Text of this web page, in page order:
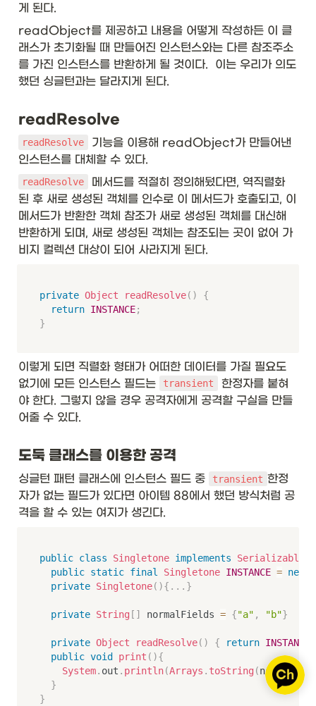
게 된다.
readObject를 제공하고 내용을 어떻게 작성하든 이 클
래스가 초기화될 때 만들어진 인스턴스와는 다른 참조주소
를 가진 인스턴스를 반환하게 될 것이다.  이는 우리가 의도
했던 싱글턴과는 달라지게 된다.
readResolve
readResolve
기능을 이용해 readObject가 만들어낸
인스턴스를 대체할 수 있다.
readResolve
메서드를 적절히 정의해뒀다면, 역직렬화
된 후 새로 생성된 객체를 인수로 이 메서드가 호출되고, 이
메서드가 반환한 객체 참조가 새로 생성된 객체를 대신해
반환하게 되며, 새로 생성된 객체는 참조되는 곳이 없어 가
비지 컬렉션 대상이 되어 사라지게 된다.
private Object readResolve( )
{
return INSTANCE;
}
이렇게 되면 직렬화 형태가 어떠한 데이터를 가질 필요도
없기에 모든 인스턴스 필드는
transient
한정자를 붙혀
야 한다. 그렇지 않을 경우 공격자에게 공격할 구실을 만들
어줄 수 있다.
도둑 클래스를 이용한 공격
싱글턴 패턴 클래스에 인스턴스 필드 중 transient 한정
자가 없는 필드가 있다면 아이템 88에서 했던 방식처럼 공
격을 할 수 있는 여지가 생긴다.
public class Singletone implements Serializable
public static final Singletone INSTANCE = new
private Singletone( ){ . . . }
private String [ ] normalFields = {"a" , "b"}
private Object readResolve( ) { return INSTANCE
public void print ( ){
System. out . println(Arrays . toString (
}
}